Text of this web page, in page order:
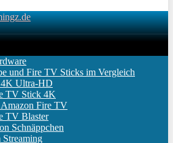
und Fire TV Sticks im Vergleich
Ultra-HD
TV Stick 4K
Fire TV
TV Blaster
Schnäppchen
Streaming